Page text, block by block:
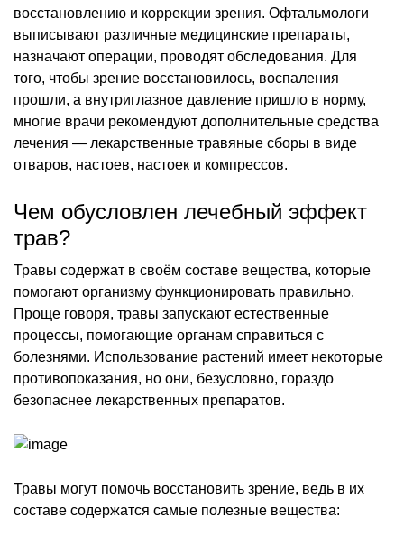
восстановлению и коррекции зрения. Офтальмологи
выписывают различные медицинские препараты,
назначают операции, проводят обследования. Для
того, чтобы зрение восстановилось, воспаления
прошли, а внутриглазное давление пришло в норму,
многие врачи рекомендуют дополнительные средства
лечения — лекарственные травяные сборы в виде
отваров, настоев, настоек и компрессов.
Чем обусловлен лечебный эффект
трав?
Травы содержат в своём составе вещества, которые
помогают организму функционировать правильно.
Проще говоря, травы запускают естественные
процессы, помогающие органам справиться с
болезнями. Использование растений имеет некоторые
противопоказания, но они, безусловно, гораздо
безопаснее лекарственных препаратов.
Травы могут помочь восстановить зрение, ведь в их
составе содержатся самые полезные вещества: